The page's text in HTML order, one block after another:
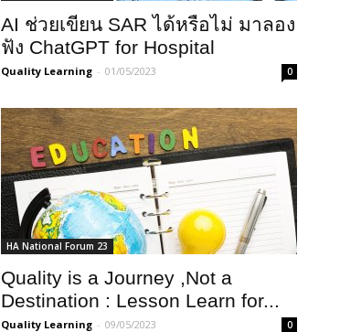
AI ช่วยเขียน SAR ได้หรือไม่ มาลอง
ฟัง ChatGPT for Hospital
Quality Learning - 01/05/2023 0
HA National Forum 23
Quality is a Journey ,Not a
Destination : Lesson Learn for...
Quality Learning - 09/05/2023 0